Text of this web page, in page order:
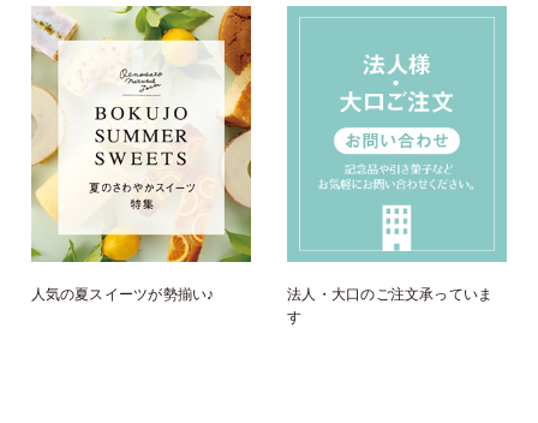
人気の夏スイーツが勢揃い♪
法人・大口のご注文承っていま
す